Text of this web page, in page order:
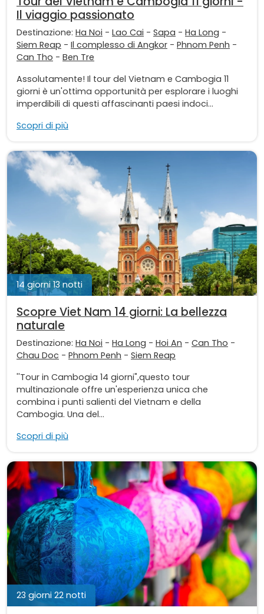
Il viaggio passionato
Destinazione: Ha Noi - Lao Cai - Sapa - Ha Long -
Siem Reap - Il complesso di Angkor - Phnom Penh -
Can Tho - Ben Tre
Assolutamente! Il tour del Vietnam e Cambogia 11
giorni è un'ottima opportunità per esplorare i luoghi
imperdibili di questi affascinanti paesi indoci...
Scopri di più
14 giorni 13 notti
Scopre Viet Nam 14 giorni: La bellezza
naturale
Destinazione: Ha Noi - Ha Long - Hoi An - Can Tho -
Chau Doc - Phnom Penh - Siem Reap
''Tour in Cambogia 14 giorni",questo tour
multinazionale offre un'esperienza unica che
combina i punti salienti del Vietnam e della
Cambogia. Una del...
Scopri di più
23 giorni 22 notti